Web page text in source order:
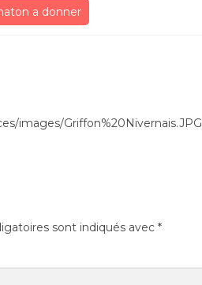
a donner
images/Griffon%20Nivernais.JPG
sont indiqués avec *